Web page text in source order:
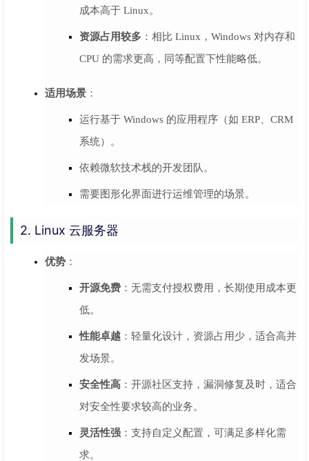
成本高于 Linux。
资源占用较多 ：相比 Linux，Windows 对内存和
CPU 的需求更高，同等配置下性能略低。
适用场景 ：
运行基于 Windows 的应用程序（如 ERP、CRM
系统）。
依赖微软技术栈的开发团队。
需要图形化界面进行运维管理的场景。
2. Linux 云服务器
优势 ：
开源免费 ：无需支付授权费用，长期使用成本更
低。
性能卓越 ：轻量化设计，资源占用少，适合高并
发场景。
安全性高 ：开源社区支持，漏洞修复及时，适合
对安全性要求较高的业务。
灵活性强 ：支持自定义配置，可满足多样化需
求。